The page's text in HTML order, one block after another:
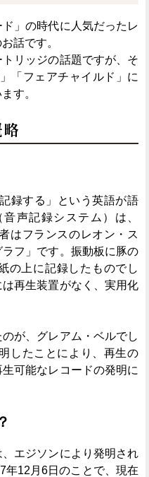
」の時代に人気だったレ
話です。
リッジの話題ですが、そ
「フェアチャイルド」に
す。
録する」という英語が語
声記録システム）は、
はフランスのレオン・ス
フ」です。振動板に豚の
の上に記録したものでし
再生装置がなく、実用化
が、グレアム・ベルでし
したことにより、再生の
可能なレコードの発明に
エジソンにより発明され
年12月6日のことで、現在